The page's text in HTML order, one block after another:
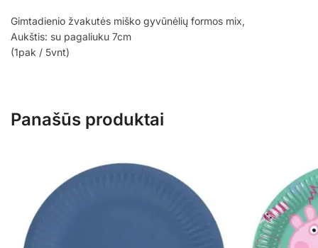
Gimtadienio žvakutės miško gyvūnėlių formos mix,
Aukštis: su pagaliuku 7cm
(1pak / 5vnt)
Panašūs produktai